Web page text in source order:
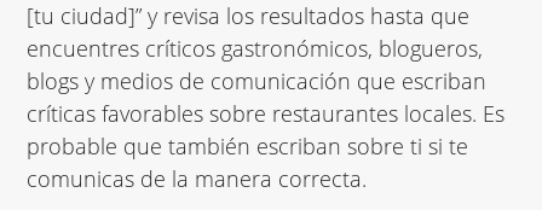
[tu ciudad]” y revisa los resultados hasta que
encuentres críticos gastronómicos, blogueros,
blogs y medios de comunicación que escriban
críticas favorables sobre restaurantes locales. Es
probable que también escriban sobre ti si te
comunicas de la manera correcta.